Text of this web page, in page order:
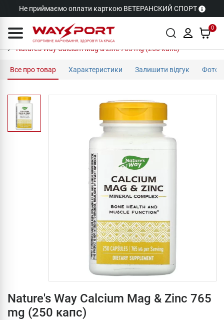
Не приймаємо оплати карткою ВЕТЕРАНСКИЙ СПОРТ
0
Nature's Way Calcium Mag & Zinc 765 mg (250 капс)
Все про товар Характеристики Залишити відгук Фото
Nature's Way Calcium Mag & Zinc 765
mg (250 капс)